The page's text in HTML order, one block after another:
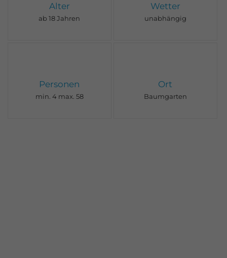
Alter
ab 18 Jahren
Wetter
unabhängig
Personen
min. 4 max. 58
Ort
Baumgarten